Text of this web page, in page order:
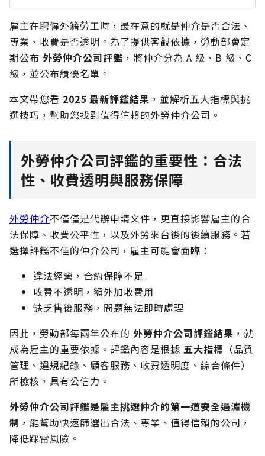
雇主在聘僱外籍勞工時，最在意的就是仲介是否合法、
專業、收費是否透明。為了提供客觀依據，勞動部會定
期公布 外勞仲介公司評鑑 ，將仲介分為 A 級、B 級、C
級，並公布績優名單。
本文帶您看 2025 最新評鑑結果 ，並解析五大指標與挑
選技巧，幫助您找到值得信賴的外勞仲介公司。
外勞仲介公司評鑑的重要性：合法
性、收費透明與服務保障
外勞仲介不僅僅是代辦申請文件，更直接影響雇主的合
法保障、收費公平性，以及外勞來台後的後續服務。若
選擇評鑑不佳的仲介公司，雇主可能會面臨：
違法經營，合約保障不足
收費不透明，額外加收費用
缺乏售後服務，問題無法即時處理
因此，勞動部每兩年公布的 外勞仲介公司評鑑結果 ，就
成為雇主的重要依據。評鑑內容是根據 五大指標 （品質
管理、違規紀錄、顧客服務、收費透明度、綜合條件）
所檢核，具有公信力。
外勞仲介公司評鑑是雇主挑選仲介的第一道安全過濾機
制 ，能幫助快速篩選出合法、專業、值得信賴的公司，
降低踩雷風險。